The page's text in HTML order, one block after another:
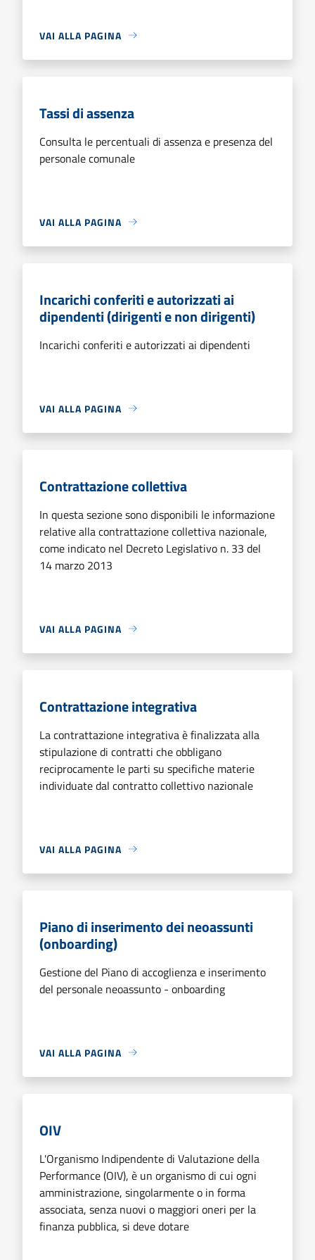
VAI ALLA PAGINA
Tassi di assenza
Consulta le percentuali di assenza e presenza del
personale comunale
VAI ALLA PAGINA
Incarichi conferiti e autorizzati ai
dipendenti (dirigenti e non dirigenti)
Incarichi conferiti e autorizzati ai dipendenti
VAI ALLA PAGINA
Contrattazione collettiva
In questa sezione sono disponibili le informazione
relative alla contrattazione collettiva nazionale,
come indicato nel Decreto Legislativo n. 33 del
14 marzo 2013
VAI ALLA PAGINA
Contrattazione integrativa
La contrattazione integrativa è finalizzata alla
stipulazione di contratti che obbligano
reciprocamente le parti su specifiche materie
individuate dal contratto collettivo nazionale
VAI ALLA PAGINA
Piano di inserimento dei neoassunti
(onboarding)
Gestione del Piano di accoglienza e inserimento
del personale neoassunto - onboarding
VAI ALLA PAGINA
OIV
L'Organismo Indipendente di Valutazione della
Performance (OIV), è un organismo di cui ogni
amministrazione, singolarmente o in forma
associata, senza nuovi o maggiori oneri per la
finanza pubblica, si deve dotare